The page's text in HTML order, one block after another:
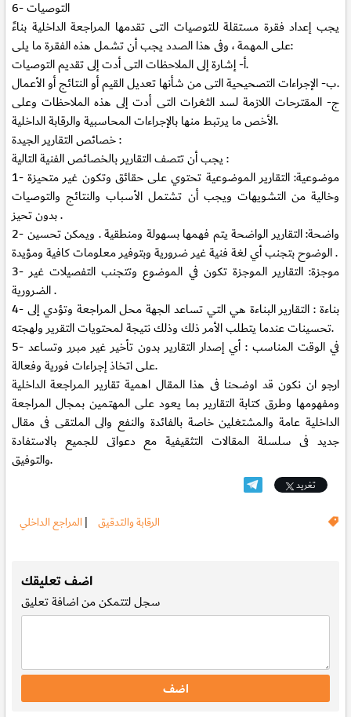
6-التوصيات
يجب إعداد فقرة مستقلة للتوصيات التى تقدمها المراجعة الداخلية بناءً
على المهمة ، وفى هذا الصدد يجب أن تشمل هذه الفقرة ما يلى:
أ‌-إشارة إلى الملاحظات التى أدت إلى تقديم التوصيات.
ب‌-الإجراءات التصحيحية التى من شأنها تعديل القيم أو النتائج أو الأعمال.
ج- المقترحات اللازمة لسد الثغرات التى أدت إلى هذه الملاحظات وعلى
الأخص ما يرتبط منها بالإجراءات المحاسبية والرقابة الداخلية.
خصائص التقارير الجيدة :
يجب أن تتصف التقارير بالخصائص الفنية التالية :
1-
موضوعية:التقارير الموضوعية تحتوي على حقائق وتكون غير متحيزة
وخالية من التشويهات ويجب أن تشتمل الأسباب والنتائج والتوصيات
بدون تحيز .
2-
واضحة:التقارير الواضحة يتم فهمها بسهولة ومنطقية . ويمكن تحسين
الوضوح بتجنب أي لغة فنية غير ضرورية وبتوفير معلومات كافية ومؤيدة .
3-
موجزة:التقارير الموجزة تكون في الموضوع وتتجنب التفصيلات غير
الضرورية .
4- بناءة :التقارير البناءة هي التي تساعد الجهة محل المراجعة وتؤدي إلى
تحسينات عندما يتطلب الأمر ذلك وذلك نتيجة لمحتويات التقرير ولهجته.
5- في الوقت المناسب : أي إصدار التقارير بدون تأخير غير مبرر وتساعد
على اتخاذ إجراءات فورية وفعالة.
ارجو ان نكون قد اوضحنا فى هذا المقال اهمية تقارير المراجعة الداخلية
ومفهومها وطرق كتابة التقارير بما يعود على المهتمين بمجال المراجعة
الداخلية عامة والمشتغلين خاصة بالفائدة والنفع والى الملتقى فى مقال
جديد فى سلسلة المقالات التثقيفية مع دعواتى للجميع بالاستفادة
والتوفيق.
تغريد
الرقابة والتدقيق | المراجع الداخلي
اضف تعليقك
سجللتتمكن من اضافة تعليق